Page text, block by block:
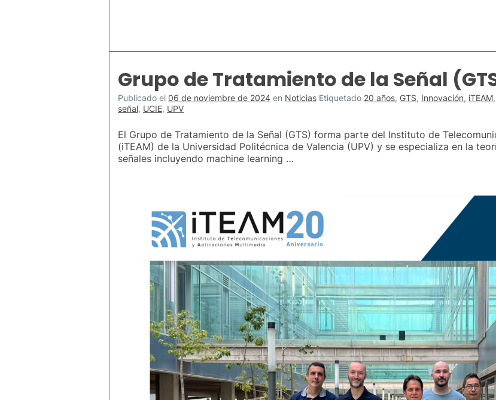
Grupo de Tratamiento de la Señal
Publicado el 06 de noviembre de 2024 en Noticias Etiquetado 20 años, GTS, Innovación, iTEAM,
señal, UCIE, UPV
El Grupo de Tratamiento de la Señal (GTS) forma parte del Instituto de
(iTEAM) de la Universidad Politécnica de Valencia (UPV) y se especializa en la
señales incluyendo machine learning …